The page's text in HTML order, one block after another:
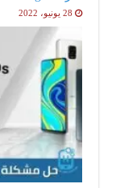
28 يونيو، 2022